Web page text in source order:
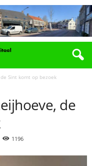
Sint komt op bezoek
de
1196